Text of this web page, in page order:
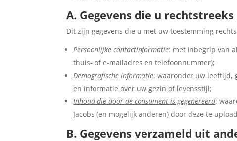
A. Gegevens die u
Dit zijn gegevens die u met uw toestemming
Persoonlijke contactinformatie: met inbegrip van
thuis- of e-mailadres en telefoonnummer);
Demografische informatie: waaronder uw leeftijd,
en informatie over uw gezin of levensstijl;
Inhoud die door de consument is gegenereerd:
Jacobs (en mogelijk anderen) door deze te
B. Gegevens verzameld uit